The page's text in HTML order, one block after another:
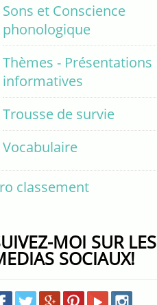
Sons et Conscience
phonologique
Thèmes - Présentations
informatives
Trousse de survie
Vocabulaire
classement
MOI SUR LES
SOCIAUX!